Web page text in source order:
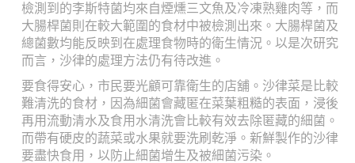
檢測到的李斯特菌均來自煙燻三文魚及冷凍熟雞肉等，而
大腸桿菌則在較大範圍的食材中被檢測出來。大腸桿菌及
總菌數均能反映到在處理食物時的衛生情況。以是次研究
而言，沙律的處理方法仍有待改進。
要食得安心，市民要光顧可靠衛生的店舖。沙律菜是比較
難清洗的食材，因為細菌會藏匿在菜葉粗糙的表面，浸後
再用流動清水及食用水清洗會比較有效去除匿藏的細菌。
而帶有硬皮的蔬菜或水果就要洗刷乾淨。新鮮製作的沙律
要盡快食用，以防止細菌增生及被細菌污染。